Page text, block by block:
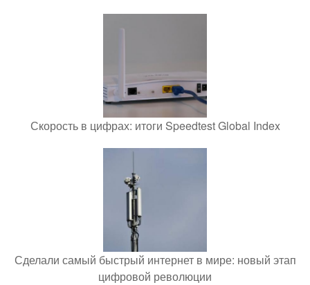
Скорость в цифрах: итоги Speedtest Global Index
Сделали самый быстрый интернет в мире: новый этап
цифровой революции